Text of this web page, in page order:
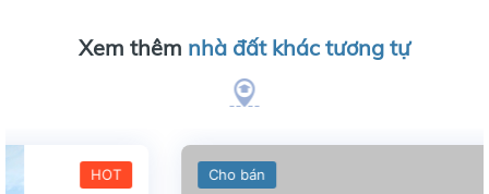
Xem thêm nhà đất khác tương tự
Cho bán